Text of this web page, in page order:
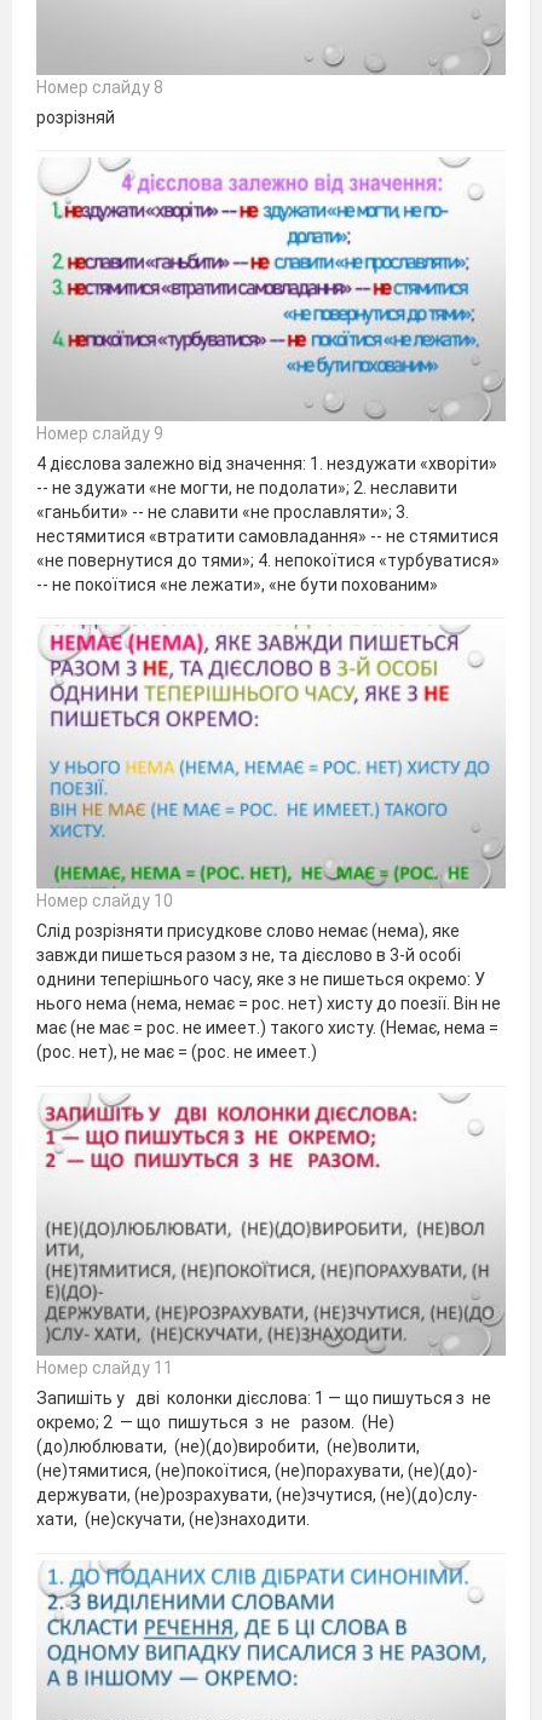
Номер слайду 8
розрізняй
Номер слайду 9
4 дієслова залежно від значення: 1. нездужати «хворіти»
-- не здужати «не могти, не по­долати»; 2. неславити
«ганьбити» -- не славити «не прославляти»; 3.
нестямитися «втратити самовладання» -- не стямитися
«не по­вернутися до тями»; 4. непокоїтися «турбуватися»
-- не покоїтися «не лежати», «не бути похованим»
Номер слайду 10
Слід розрізняти присудкове слово немає (нема), яке
завжди пишеться разом з не, та дієслово в 3-й особі
однини теперішнього часу, яке з не пишеться окремо: У
нього нема (нема, немає = рос. нет) хисту до поезії. Він не
має (не має = рос. не имеет.) такого хисту. (Немає, нема =
(рос. нет), не має = (рос. не имеет.)
Номер слайду 11
Запишіть у дві колонки дієслова: 1 — що пишуться з не
окремо; 2 — що пишуться з не разом. (Не)
(до)люблювати, (не)(до)виробити, (не)волити,
(не)тямитися, (не)покоїтися, (не)порахувати, (не)(до)-
держувати, (не)розрахувати, (не)зчутися, (не)(до)слу-
хати, (не)скучати, (не)знаходити.